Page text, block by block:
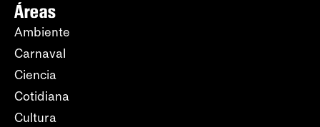
Áreas
Ambiente
Carnaval
Ciencia
Cotidiana
Cultura